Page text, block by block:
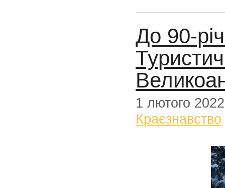
До 90-
1 лютого 2022
Краєзнавство